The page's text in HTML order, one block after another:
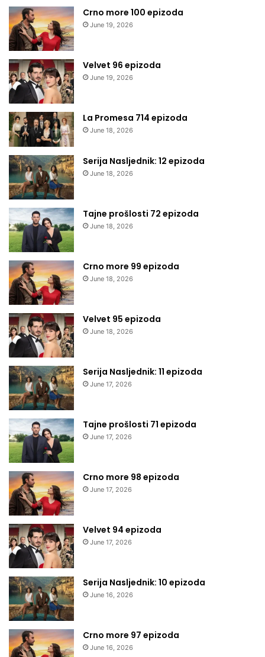
Crno more 100 epizoda
June 19, 2026
Velvet 96 epizoda
June 19, 2026
La Promesa 714 epizoda
June 18, 2026
Serija Nasljednik: 12 epizoda
June 18, 2026
Tajne prošlosti 72 epizoda
June 18, 2026
Crno more 99 epizoda
June 18, 2026
Velvet 95 epizoda
June 18, 2026
Serija Nasljednik: 11 epizoda
June 17, 2026
Tajne prošlosti 71 epizoda
June 17, 2026
Crno more 98 epizoda
June 17, 2026
Velvet 94 epizoda
June 17, 2026
Serija Nasljednik: 10 epizoda
June 16, 2026
Crno more 97 epizoda
June 16, 2026